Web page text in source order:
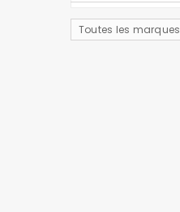
Toutes les marques